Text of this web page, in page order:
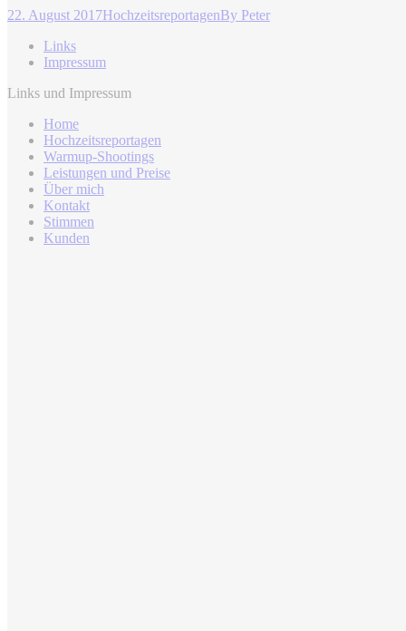
22. August 2017HochzeitsreportagenBy Peter
Links
Impressum
Links und Impressum
Home
Hochzeitsreportagen
Warmup-Shootings
Leistungen und Preise
Über mich
Kontakt
Stimmen
Kunden